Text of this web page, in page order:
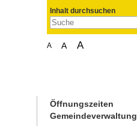
Inhalt durchsuchen
A A A
Öffnungszeiten
Gemeindeverwaltung